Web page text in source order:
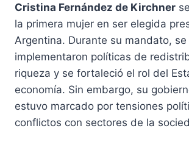
Cristina Fernández de Kirchner
la primera mujer en ser elegida
Argentina. Durante su mandato, se
implementaron políticas de
riqueza y se fortaleció el rol del
economía. Sin embargo, su
estuvo marcado por tensiones
conflictos con sectores de la